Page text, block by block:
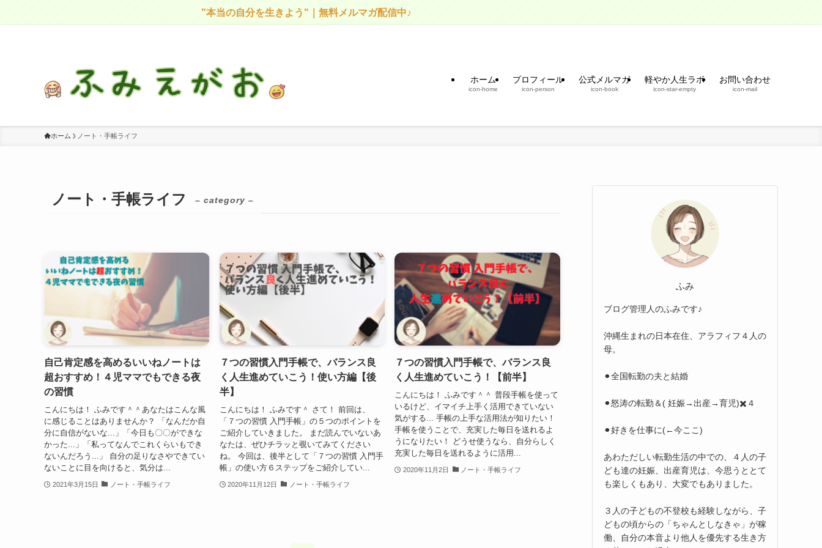
"本当の自分を生きよう"｜無料メルマガ配信中♪
ホーム
icon-home
プロフィール
icon-person
公式メルマガ
icon-book
軽やか人生ラボ
icon-star-empty
お問い合わせ
icon-mail
ホーム ノート・手帳ライフ
ノート・手帳ライフ – category –
自己肯定感を高めるいいねノートは
超おすすめ！４児ママでもできる夜
の習慣
こんにちは！ ふみです＾＾あなたはこんな風
に感じることはありませんか？ 「なんだか自
分に自信がないな...」「今日も〇〇ができな
かった...」「私ってなんでこれくらいもでき
ないんだろう...」 自分の足りなさやできてい
ないことに目を向けると、気分は...
2021年3月15日 ノート・手帳ライフ
７つの習慣入門手帳で、バランス良
く人生進めていこう！使い方編【後
半】
こんにちは！ ふみです＾ さて！ 前回は、
「７つの習慣 入門手帳」の５つのポイントを
ご紹介していきました。 まだ読んでいないあ
なたは、ぜひチラッと覗いてみてください
ね。 今回は、後半として「７つの習慣 入門手
帳」の使い方６ステップをご紹介してい...
2020年11月12日 ノート・手帳ライフ
７つの習慣入門手帳で、バランス良
く人生進めていこう！【前半】
こんにちは！ ふみです＾＾ 普段手帳を使って
いるけど、イマイチ上手く活用できていない
気がする... 手帳の上手な活用法が知りたい！
手帳を使うことで、充実した毎日を送れるよ
うになりたい！ どうせ使うなら、自分らしく
充実した毎日を送れるように活用...
2020年11月2日 ノート・手帳ライフ
ふみ
ブログ管理人のふみです♪
沖縄生まれの日本在住、アラフィフ４人の
母。
⚫︎全国転勤の夫と結婚
⚫︎怒涛の転勤＆( 妊娠→出産→育児)✖️４
⚫︎好きを仕事に(←今ここ)
あわただしい転勤生活の中での、４人の子
ども達の妊娠、出産育児は、今思うととて
も楽しくもあり、大変でもありました。
３人の子どもの不登校も経験しながら、子
どもの頃からの「ちゃんとしなきゃ」が稼
働、自分の本音より他人を優先する生き方